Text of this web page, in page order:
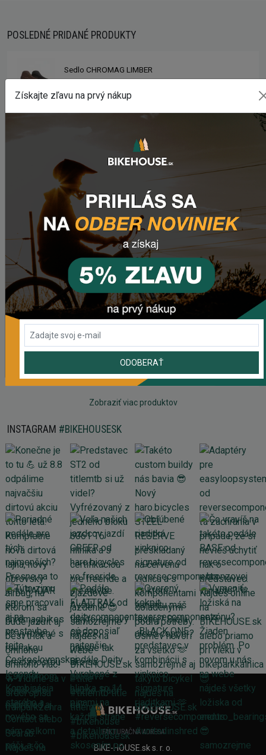
POSLEDNÉ PRIDANÉ PRODUKTY
Sedlo CHROMAG LIMBER
Sedlo CHROMAG TRAILMASTER DT V2
2 223,62 Kč
Rebuild kit pedálov CHROMAG SYNTH
1 006,16 Kč
Náhradný gumový diel pre košík CRUSSIS YBC-01
61,43 Kč
Prehadzovačka SHIMANO TOURNEY RD-TY200 GS 6/7
465,61 Kč
Zobraziť viac produktov
INSTAGRAM #BIKEHOUSESK
FAKTURAČNÁ ADRESA
BIKE-HOUSE.sk s. r. o.
Získajte zľavu na prvý nákup
ODOBERAŤ